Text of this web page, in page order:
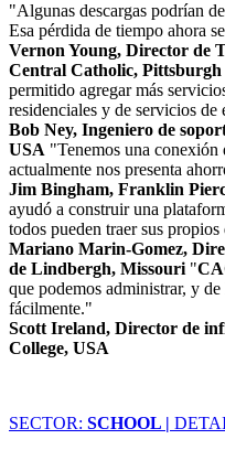
"Algunas descargas podrían
Esa pérdida de tiempo ahora
Vernon Young, Director de
Central Catholic, Pittsburgh
permitido agregar más
residenciales y de servicios de
Bob Ney, Ingeniero de
USA "Tenemos una
actualmente nos presenta
Jim Bingham, Franklin
ayudó a construir una
todos pueden traer sus
Mariano Marin-Gomez,
de Lindbergh, Missouri "
que podemos administrar, y
fácilmente."
Scott Ireland, Director de
College, USA
SECTOR: SCHOOL |